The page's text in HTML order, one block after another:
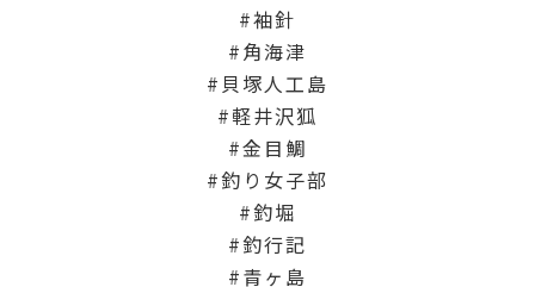
袖針
角海津
貝塚人工島
軽井沢狐
金目鯛
釣り女子部
釣堀
釣行記
青ヶ島